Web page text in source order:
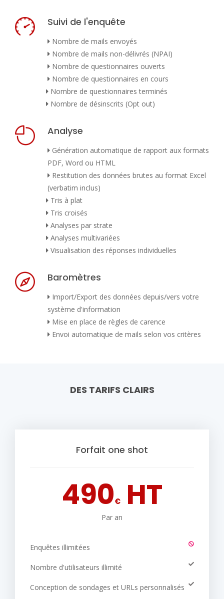
Suivi de l'enquête
Nombre de mails envoyés
Nombre de mails non-délivrés (NPAI)
Nombre de questionnaires ouverts
Nombre de questionnaires en cours
Nombre de questionnaires terminés
Nombre de désinscrits (Opt out)
Analyse
Génération automatique de rapport aux formats
PDF, Word ou HTML
Restitution des données brutes au format Excel
(verbatim inclus)
Tris à plat
Tris croisés
Analyses par strate
Analyses multivariées
Visualisation des réponses individuelles
Baromètres
Import/Export des données depuis/vers votre
système d'information
Mise en place de règles de carence
Envoi automatique de mails selon vos critères
DES TARIFS CLAIRS
Forfait one shot
490€ HT
Par an
Enquêtes illimitées
Nombre d'utilisateurs illimité
Conception de sondages et URLs personnalisés